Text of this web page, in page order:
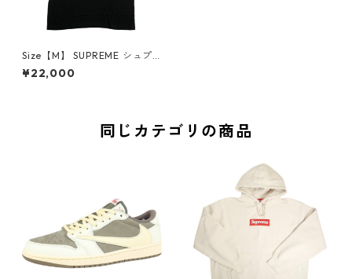
Size【M】 SUPREME シュプ
リーム 20AW Mariah Carey
Tee Black Tシャツ 黒 【新古
¥22,000
同じカテゴリの商品